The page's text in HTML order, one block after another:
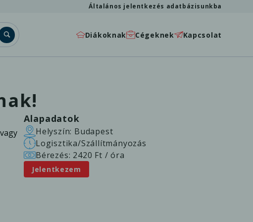
Általános jelentkezés adatbázisunkba
Diákoknak Cégeknek Kapcsolat
Alapadatok
Helyszín: Budapest
Logisztika/Szállítmányozás
Bérezés: 2420 Ft / óra
Jelentkezem